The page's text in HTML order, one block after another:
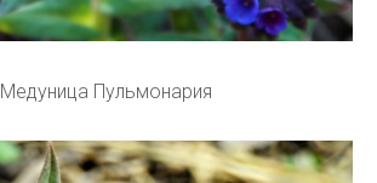
Медуница Пульмонария